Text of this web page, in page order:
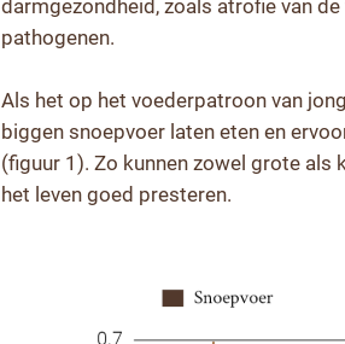
darmgezondheid, zoals atrofie van
pathogenen.
Als het op het voederpatroon van
biggen snoepvoer laten eten en
(figuur 1). Zo kunnen zowel grote als
het leven goed presteren.